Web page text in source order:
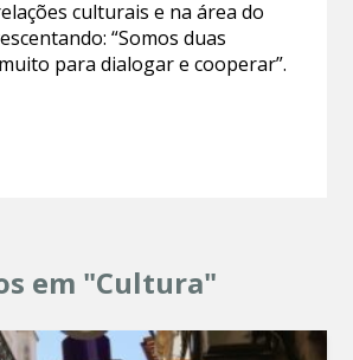
culturais e na área do
“Somos duas
para dialogar e cooperar”.
em "Cultura"